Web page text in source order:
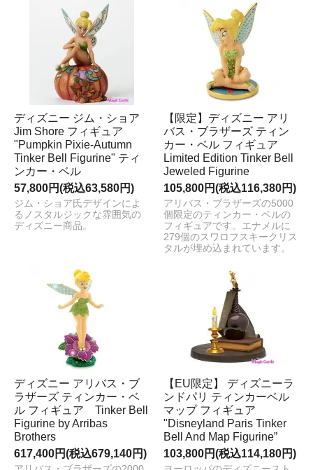
ディズニー ジム・ショア
Jim Shore フィギュア
"Pumpkin Pixie-Autumn
Tinker Bell Figurine" ティ
ンカー・ベル
57,800円(税込63,580円)
ジム・ショア氏デザインによ
るノスタルジックな雰囲気の
ディズニー商品。
【限定】ディズニー アリ
バス・ブラザーズ ティン
カー・ベル フィギュア
Limited Edition Tinker Bell
Jeweled Figurine
105,800円(税込116,380円)
アリバス・ブラザーズの5000
個限定のティンカー・ベルの
フィギュアです。エナメルに
279個のスワロフスキークリス
タルが埋め込まれています。
ディズニー アリバス・ブ
ラザーズ ティンカー・ベ
ル フィギュア Tinker Bell
Figurine by Arribas
Brothers
617,400円(税込679,140円)
【EU限定】 ディズニーラ
ンドパリ ティンカーベル
マップ フィギュア
"Disneyland Paris Tinker
Bell And Map Figurine”
103,800円(税込114,180円)